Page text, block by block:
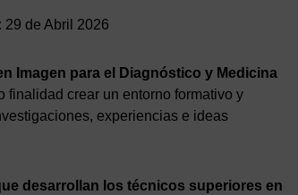
29 de Abril 2026
Imagen para el Diagnóstico y Medicina
finalidad crear un entorno formativo y
experiencias e ideas
desarrollan los técnicos superiores en